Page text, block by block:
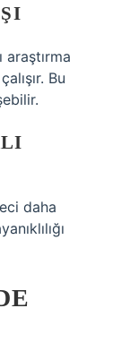
araştırma
Bu
daha